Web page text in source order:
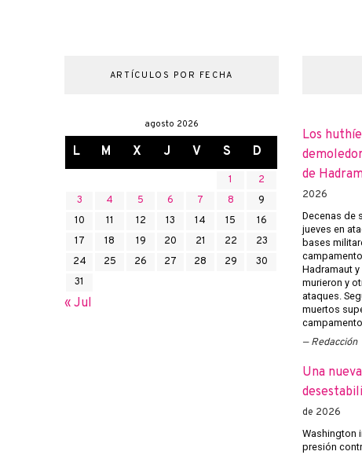
ARTÍCULOS POR FECHA
agosto 2026
L M X J V S D
1
2
3
4 5 6 7 8
9
10
11 12 13 14 15
16
17
18 19 20 21 22
23
24
25 26 27 28 29
30
31
« Jul
Los
de
2026
Decenas de
jueves en
bases
Hadramaut
murieron y
ataques.
muertos
Redacción
Una
de 2026
Washington
presión